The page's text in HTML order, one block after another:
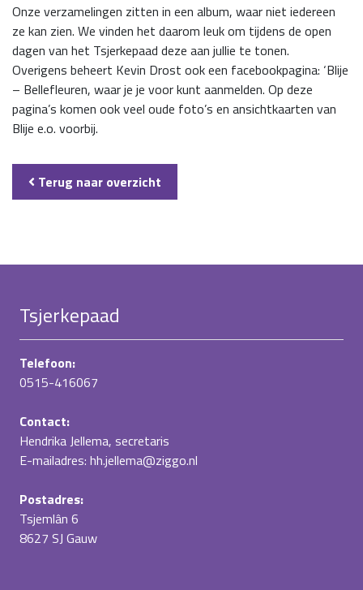
Onze verzamelingen zitten in een album, waar niet iedereen
ze kan zien. We vinden het daarom leuk om tijdens de open
dagen van het Tsjerkepaad deze aan jullie te tonen.
Overigens beheert Kevin Drost ook een facebookpagina: ‘Blije
– Bellefleuren, waar je je voor kunt aanmelden. Op deze
pagina’s komen ook veel oude foto’s en ansichtkaarten van
Blije e.o. voorbij.
Terug naar overzicht
Tsjerkepaad
Telefoon:
0515-416067
Contact:
Hendrika Jellema, secretaris
E-mailadres: hh.jellema@ziggo.nl
Postadres:
Tsjemlân 6
8627 SJ Gauw